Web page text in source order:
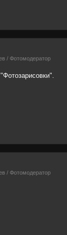
/ Фотомодератор
/ Фотомодератор